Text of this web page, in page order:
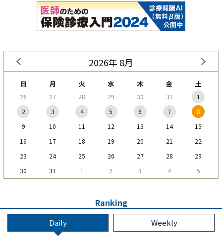
2026年 8月
日 月 火 水 木 金 土
26 27 28 29 30 31
1
2
3 4 5 6 7
8
9
10 11 12 13 14
15
16
17 18 19 20 21
22
23
24 25 26 27 28
29
30
31 1 2 3 4 5
Ranking
Daily Weekly